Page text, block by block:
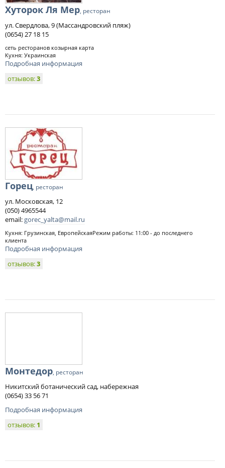
Хуторок Ля Мер, ресторан
ул. Свердлова, 9 (Массандровский пляж)
(0654) 27 18 15
сеть ресторанов козырная карта
Кухня: Украинская
Подробная информация
отзывов:3
Горец, ресторан
ул. Московская, 12
(050) 4965544
email: gorec_yalta@mail.ru
Кухня: Грузинская, ЕвропейскаяРежим работы: 11:00 - до последнего
клиента
Подробная информация
отзывов:3
Монтедор, ресторан
Никитский ботанический сад, набережная
(0654) 33 56 71
Подробная информация
отзывов: 1